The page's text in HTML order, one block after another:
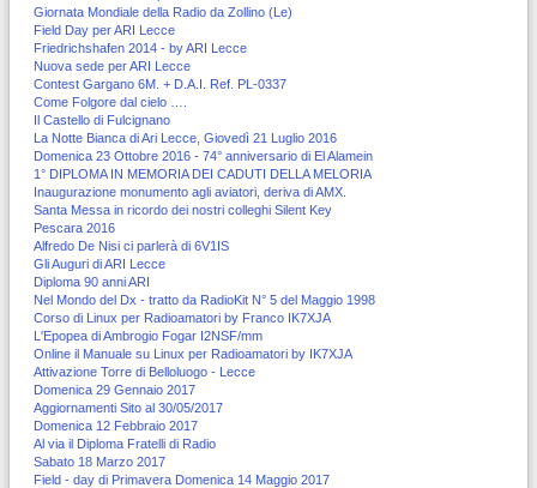
Giornata Mondiale della Radio da Zollino (Le)
Field Day per ARI Lecce
Friedrichshafen 2014 - by ARI Lecce
Nuova sede per ARI Lecce
Contest Gargano 6M. + D.A.I. Ref. PL-0337
Come Folgore dal cielo ….
Il Castello di Fulcignano
La Notte Bianca di Ari Lecce, Giovedì 21 Luglio 2016
Domenica 23 Ottobre 2016 - 74° anniversario di El Alamein
1° DIPLOMA IN MEMORIA DEI CADUTI DELLA MELORIA
Inaugurazione monumento agli aviatori, deriva di AMX.
Santa Messa in ricordo dei nostri colleghi Silent Key
Pescara 2016
Alfredo De Nisi ci parlerà di 6V1IS
Gli Auguri di ARI Lecce
Diploma 90 anni ARI
Nel Mondo del Dx - tratto da RadioKit N° 5 del Maggio 1998
Corso di Linux per Radioamatori by Franco IK7XJA
L'Epopea di Ambrogio Fogar I2NSF/mm
Online il Manuale su Linux per Radioamatori by IK7XJA
Attivazione Torre di Belloluogo - Lecce
Domenica 29 Gennaio 2017
Aggiornamenti Sito al 30/05/2017
Domenica 12 Febbraio 2017
Al via il Diploma Fratelli di Radio
Sabato 18 Marzo 2017
Field - day di Primavera Domenica 14 Maggio 2017